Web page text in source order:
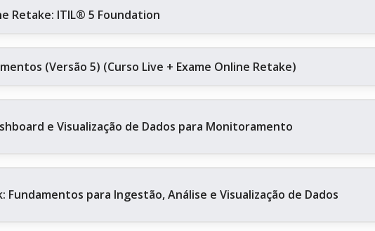
Retake: ITIL® 5 Foundation
(Versão 5) (Curso Live + Exame Online Retake)
e Visualização de Dados para Monitoramento
Fundamentos para Ingestão, Análise e Visualização de Dados